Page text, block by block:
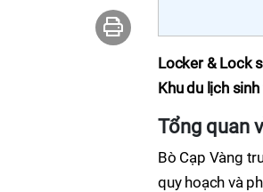
Locker & Lock
Khu du lịch
Tổng quan
Bò Cạp Vàng
quy hoạch và